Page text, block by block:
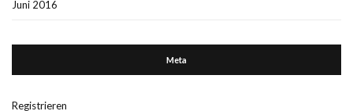
Juni 2016
Meta
Registrieren